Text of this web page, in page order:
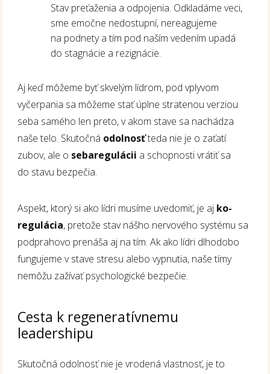
Stav preťaženia a odpojenia. Odkladáme veci,
sme emočne nedostupní, nereagujeme
na podnety a tím pod naším vedením upadá
do stagnácie a rezignácie.
Aj keď môžeme byť skvelým lídrom, pod vplyvom
vyčerpania sa môžeme stať úplne stratenou verziou
seba samého len preto, v akom stave sa nachádza
naše telo. Skutočná odolnosťteda nie je o zaťatí
zubov, ale o sebaregulácii a schopnosti vrátiť sa
do stavu bezpečia.
Aspekt, ktorý si ako lídri musíme uvedomiť, je aj ko-
regulácia, pretože stav nášho nervového systému sa
podprahovo prenáša aj na tím. Ak ako lídri dlhodobo
fungujeme v stave stresu alebo vypnutia, naše tímy
nemôžu zažívať psychologické bezpečie.
Cesta k regeneratívnemu
leadershipu
Skutočná odolnosť nie je vrodená vlastnosť, je to